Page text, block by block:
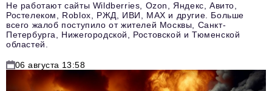
Не работают сайты Wildberries, Ozon, Яндекс, Авито,
Ростелеком, Roblox, РЖД, ИВИ, MAX и другие. Больше
всего жалоб поступило от жителей Москвы, Санкт-
Петербурга, Нижегородской, Ростовской и Тюменской
областей.
06 августа 13:58